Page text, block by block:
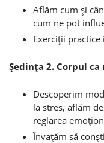
Aflăm cum şi
cum ne pot
Exerciţii
Şedinţa 2. Corpul ca
Descoperim
la stres, aflăm
reglarea
Învaţăm să